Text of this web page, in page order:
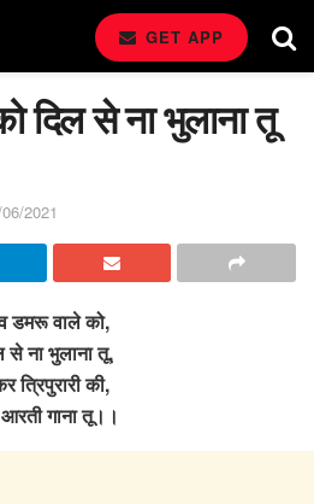
GET APP
दिल से ना भुलाना तू
2021
डमरू वाले को,
से ना भुलाना तू,
त्रिपुरारी की,
गाना तू।।